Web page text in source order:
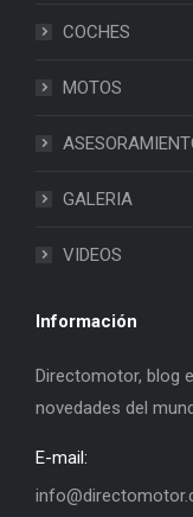
COCHES
MOTOS
GALERIA
VIDEOS
Información
Directomotor, blog
novedades del
E-mail: